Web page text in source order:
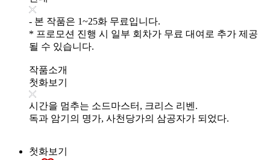
- 본 작품은 1~25화 무료입니다.
* 프로모션 진행 시 일부 회차가 무료 대여로 추가 제공
될 수 있습니다.
작품소개
첫화보기
시간을 멈추는 소드마스터, 크리스 리벤.
독과 암기의 명가, 사천당가의 삼공자가 되었다.
첫화보기